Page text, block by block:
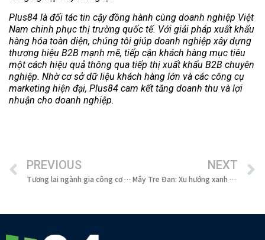
Plus84 là đối tác tin cậy đồng hành cùng doanh nghiệp Việt
Nam chinh phục thị trường quốc tế. Với giải pháp xuất khẩu
hàng hóa toàn diện, chúng tôi giúp doanh nghiệp xây dựng
thương hiệu B2B mạnh mẽ, tiếp cận khách hàng mục tiêu
một cách hiệu quả thông qua tiếp thị xuất khẩu B2B chuyên
nghiệp. Nhờ cơ sở dữ liệu khách hàng lớn và các công cụ
marketing hiện đại, Plus84 cam kết tăng doanh thu và lợi
nhuận cho doanh nghiệp.
PREVIOUS
Tương lai ngành gia công cơ khí: Xu hướng bền vững và tự động hóa
NEXT
Mây Tre Đan: Xu hướng xanh cho không gian sống hiện đại